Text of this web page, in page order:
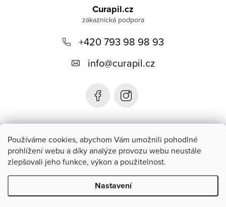
Používáme cookies, abychom Vám umožnili pohodlné
prohlížení webu a díky analýze provozu webu neustále
zlepšovali jeho funkce, výkon a použitelnost.
Nastavení
Instagram
Curapil.cz
+420 793 98 98 93
info@curapil.cz
Blog
Copyright 2026Curapil.cz. Všechna práva vyhrazena.Upravit